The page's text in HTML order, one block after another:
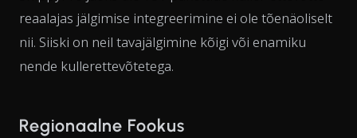
reaalajas jälgimise integreerimine ei ole tõenäoliselt
nii. Siiski on neil tavajälgimine kõigi või enamiku
nende kullerettevõtetega.
Regionaalne Fookus